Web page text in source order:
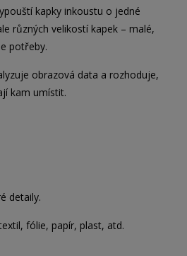
kapky inkoustu o jedné
různých velikostí kapek – malé,
potřeby.
obrazová data a rozhoduje,
kam umístit.
detaily.
fólie, papír, plast, atd.